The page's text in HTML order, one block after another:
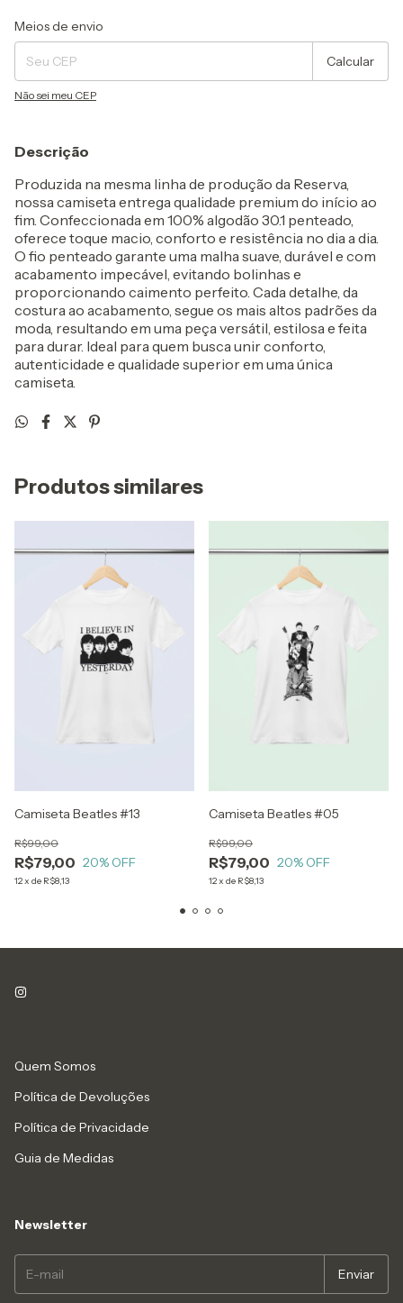
Entregas para o CEP:
Meios de envio
Calcular
Não sei meu CEP
Descrição
Produzida na mesma linha de produção da Reserva,
nossa camiseta entrega qualidade premium do início ao
fim. Confeccionada em 100% algodão 30.1 penteado,
oferece toque macio, conforto e resistência no dia a dia.
O fio penteado garante uma malha suave, durável e com
acabamento impecável, evitando bolinhas e
proporcionando caimento perfeito. Cada detalhe, da
costura ao acabamento, segue os mais altos padrões da
moda, resultando em uma peça versátil, estilosa e feita
para durar. Ideal para quem busca unir conforto,
autenticidade e qualidade superior em uma única
camiseta.
Produtos similares
Camiseta Beatles #13
R$79,00
R$99,00
20% OFF
12x de R$8,13
Camiseta Beatles #05
R$79,00
R$99,00
20% OFF
12x de R$8,13
Quem Somos
Política de Devoluções
Política de Privacidade
Guia de Medidas
Newsletter